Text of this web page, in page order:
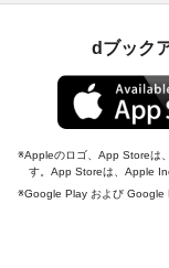
dブック
Appleのロゴ、App Storeは
す。App Storeは、Apple
Google Play および Google